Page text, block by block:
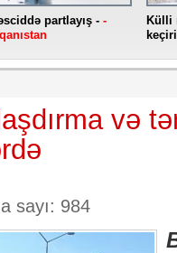
partlayış - -
Külli
və
sayı: 984